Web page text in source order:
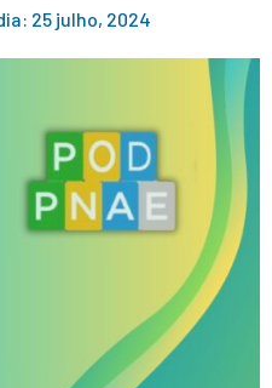
25 julho, 2024